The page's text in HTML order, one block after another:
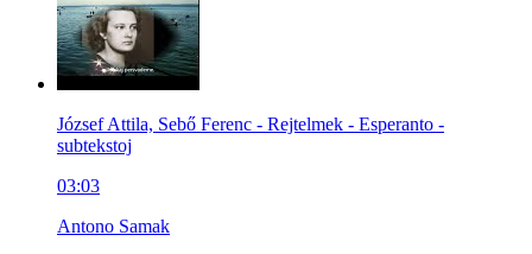
József Attila, Sebő Ferenc - Rejtelmek - Esperanto -
subtekstoj
03:03
Antono Samak